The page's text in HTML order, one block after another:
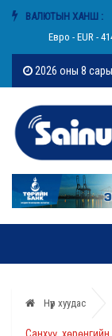
ВАЛЮТЫН ХАНШ :
Евро - EUR -
2026 оны 8
Нүүр хуудас
Санхүү,